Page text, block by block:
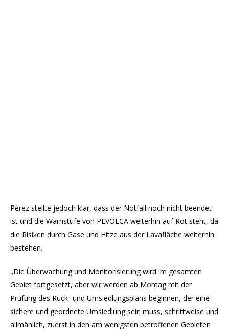
Pérez stellte jedoch klar, dass der Notfall noch nicht beendet
ist und die Warnstufe von PEVOLCA weiterhin auf Rot steht, da
die Risiken durch Gase und Hitze aus der Lavafläche weiterhin
bestehen.
„Die Überwachung und Monitorisierung wird im gesamten
Gebiet fortgesetzt, aber wir werden ab Montag mit der
Prüfung des Rück- und Umsiedlungsplans beginnen, der eine
sichere und geordnete Umsiedlung sein muss, schrittweise und
allmählich, zuerst in den am wenigsten betroffenen Gebieten